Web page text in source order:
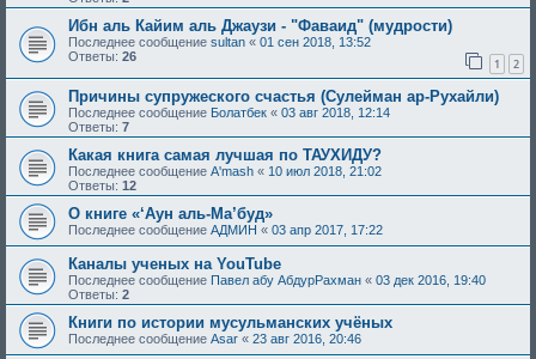
Ибн аль Кайим аль Джаузи - "Фаваид" (мудрости)
Последнее сообщение sultan « 01 сен 2018, 13:52
Ответы: 26 1 2
Причины супружеского счастья (Сулейман ар-Рухайли)
Последнее сообщение Болатбек « 03 авг 2018, 12:14
Ответы: 7
Какая книга самая лучшая по ТАУХИДУ?
Последнее сообщение A'mash « 10 июл 2018, 21:02
Ответы: 12
О книге «‘Аун аль-Ма’буд»
Последнее сообщение АДМИН « 03 апр 2017, 17:22
Каналы ученых на YouTube
Последнее сообщение Павел абу АбдурРахман « 03 дек 2016, 19:40
Ответы: 2
Книги по истории мусульманских учёных
Последнее сообщение Asar « 23 авг 2016, 20:46